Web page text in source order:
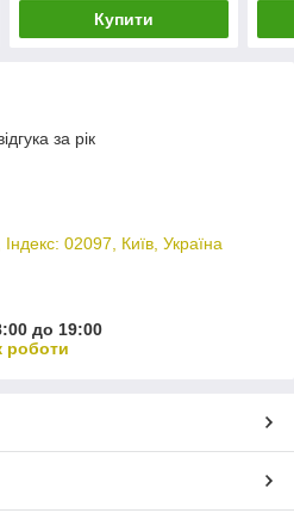
Купити
за рік
02097, Київ, Україна
до 19:00
роботи